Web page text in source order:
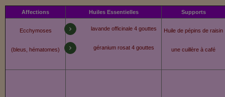
Affections Huiles Essentielles Supports
Ecchymoses
(bleus, hématomes)
lavande officinale 4 gouttes
géranium rosat 4 gouttes
Huile de pépins de raisin
une cuillère à café